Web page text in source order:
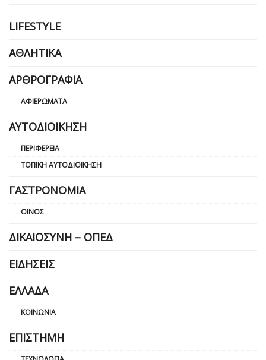
LIFESTYLE
ΑΘΛΗΤΙΚΆ
ΑΡΘΡΟΓΡΑΦΊΑ
ΑΦΙΕΡΏΜΑΤΑ
ΑΥΤΟΔΙΟΊΚΗΣΗ
ΠΕΡΙΦΈΡΕΙΑ
ΤΟΠΙΚΉ ΑΥΤΟΔΙΟΊΚΗΣΗ
ΓΑΣΤΡΟΝΟΜΊΑ
ΟΊΝΟΣ
ΔΙΚΑΙΟΣΎΝΗ – ΟΠΕΔ
ΕΙΔΉΣΕΙΣ
ΕΛΛΆΔΑ
ΚΟΙΝΩΝΊΑ
ΕΠΙΣΤΉΜΗ